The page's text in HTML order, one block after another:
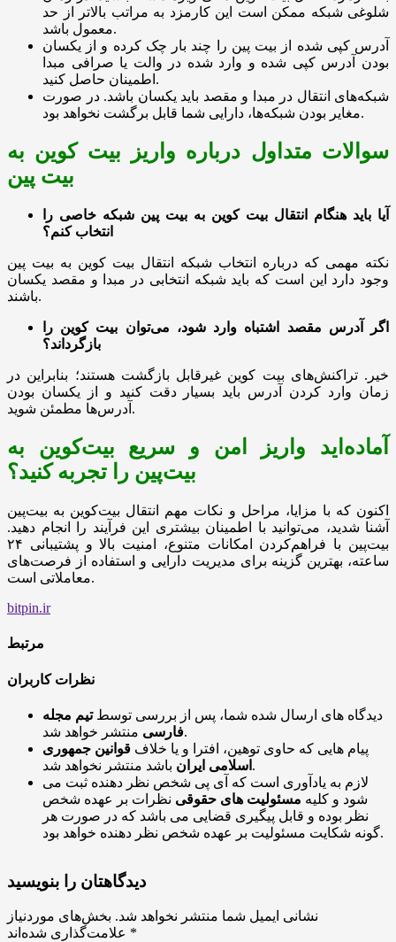
شلوغی شبکه ممکن است این کارمزد به مراتب بالاتر از حد
معمول باشد.
آدرس کپی شده از بیت پین را چند بار چک کرده و از یکسان
بودن آدرس کپی شده و وارد شده در والت یا صرافی مبدا
اطمینان حاصل کنید.
شبکه‌های انتقال در مبدا و مقصد باید یکسان باشد. در صورت
مغایر بودن شبکه‌ها، دارایی شما قابل برگشت نخواهد بود.
سوالات متداول درباره واریز بیت کوین به
بیت پین
آیا باید هنگام انتقال بیت کوین به بیت پین شبکه خاصی را
انتخاب کنم؟
نکته مهمی که درباره انتخاب شبکه انتقال بیت کوین به بیت پین
وجود دارد این است که باید شبکه انتخابی در مبدا و مقصد یکسان
باشند.
اگر آدرس مقصد اشتباه وارد شود، می‌توان بیت کوین را
بازگرداند؟
خیر. تراکنش‌های بیت کوین غیرقابل بازگشت هستند؛ بنابراین در
زمان وارد کردن آدرس باید بسیار دقت کنید و از یکسان بودن
آدرس‌ها مطمئن شوید.
آماده‌اید واریز امن و سریع بیت‌کوین به
بیت‌پین را تجربه کنید؟
اکنون که با مزایا، مراحل و نکات مهم انتقال بیت‌کوین به بیت‌پین
آشنا شدید، می‌توانید با اطمینان بیشتری این فرآیند را انجام دهید.
بیت‌پین با فراهم‌کردن امکانات متنوع، امنیت بالا و پشتیبانی ۲۴
ساعته، بهترین گزینه برای مدیریت دارایی و استفاده از فرصت‌های
معاملاتی است.
bitpin.ir
مرتبط
نظرات کاربران
دیدگاه های ارسال شده شما، پس از بررسی توسطتیم مجله
فارسیمنتشر خواهد شد.
پیام هایی که حاوی توهین، افترا و یا خلاف قوانین جمهوری
اسلامی ایران باشد منتشر نخواهد شد.
لازم به یادآوری است که آی پی شخص نظر دهنده ثبت می
شود و کلیه مسئولیت های حقوقی نظرات بر عهده شخص
نظر بوده و قابل پیگیری قضایی می باشد که در صورت هر
گونه شکایت مسئولیت بر عهده شخص نظر دهنده خواهد بود.
دیدگاهتان را بنویسید
نشانی ایمیل شما منتشر نخواهد شد. بخش‌های موردنیاز
*